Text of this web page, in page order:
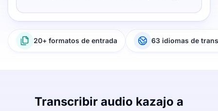
20+ formatos de entrada 63 idiomas de
Transcribir audio kazajo a